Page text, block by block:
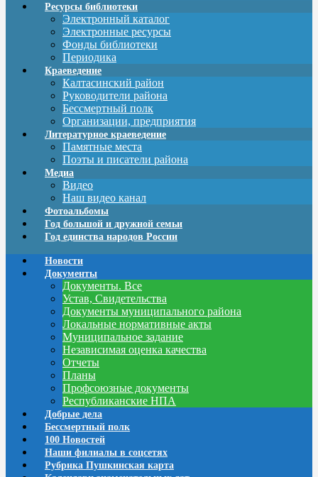
Ресурсы библиотеки
Электронный каталог
Электронные ресурсы
Фонды библиотеки
Периодика
Краеведение
Калтасинский район
Руководители района
Бессмертный полк
Организации, предприятия
Литературное краеведение
Памятные места
Поэты и писатели района
Медиа
Видео
Наш видео канал
Фотоальбомы
Год большой и дружной семьи
Год единства народов России
Новости
Документы
Документы. Все
Устав, Свидетельства
Документы муниципального района
Локальные нормативные акты
Муниципальное задание
Независимая оценка качества
Отчеты
Планы
Профсоюзные документы
Республиканские НПА
Добрые дела
Бессмертный полк
100 Новостей
Наши филиалы в соцсетях
Рубрика Пушкинская карта